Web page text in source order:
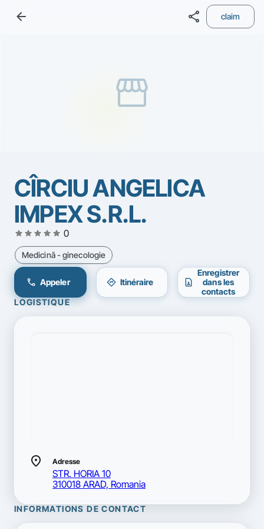
arrow_back share claim
storefront
CÎRCIU ANGELICA
IMPEX S.R.L.
star star star star star 0
Medicină - ginecologie
call Appeler directions Itinéraire contact_page
Enregistrer
dans les
contacts
LOGISTIQUE
location_on Adresse
STR. HORIA 10
310018 ARAD, Romania
INFORMATIONS DE CONTACT